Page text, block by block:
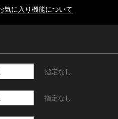
気に入り機能について
指定なし
指定なし